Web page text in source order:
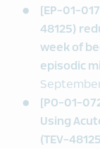
[EP-01-
48125)
week of
episodic
[PO-01-
Using
(TEV-